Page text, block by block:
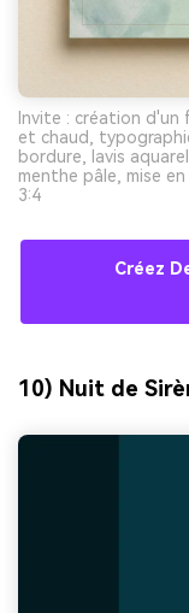
Invite : création d'un
et chaud,
bordure, lavis
menthe pâle, mise
3:4
Créez
10) Nuit de